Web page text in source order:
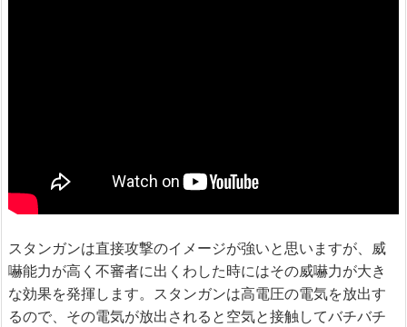
スタンガンは直接攻撃のイメージが強いと思いますが、威
嚇能力が高く不審者に出くわした時にはその威嚇力が大き
な効果を発揮します。スタンガンは高電圧の電気を放出す
るので、その電気が放出されると空気と接触してバチバチ